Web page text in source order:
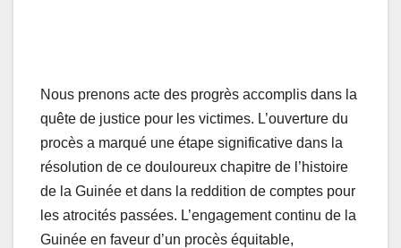
Nous prenons acte des progrès accomplis dans la
quête de justice pour les victimes. L’ouverture du
procès a marqué une étape significative dans la
résolution de ce douloureux chapitre de l’histoire
de la Guinée et dans la reddition de comptes pour
les atrocités passées. L’engagement continu de la
Guinée en faveur d’un procès équitable,